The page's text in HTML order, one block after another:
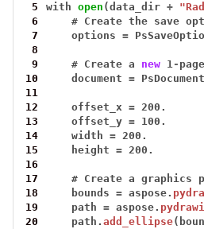
5
with open (data_dir +
6
# Create the save
7
options =
8
9
# Create a new 1-
10
document =
11
12
offset_x = 200.
13
offset_y = 100.
14
width = 200.
15
height = 200.
16
17
# Create a graphics
18
bounds = aspose.
19
path = aspose.
20
path.add_ellipse